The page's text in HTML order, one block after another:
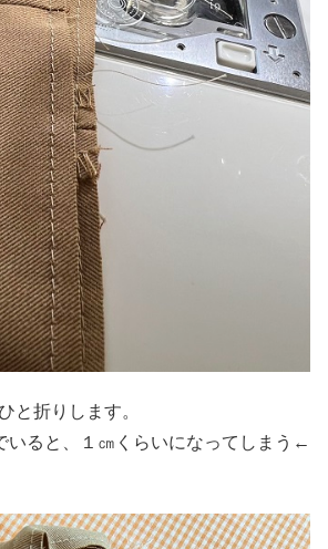
と折りします。
いると、１㎝くらいになってしまう←